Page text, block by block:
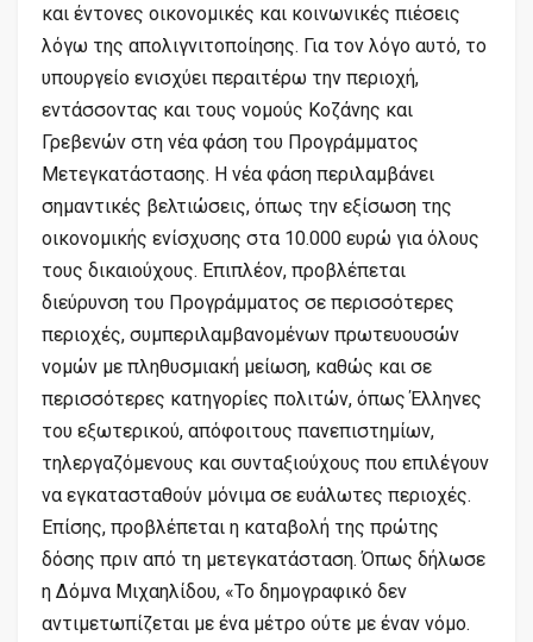
και έντονες οικονομικές και κοινωνικές πιέσεις
λόγω της απολιγνιτοποίησης. Για τον λόγο αυτό, το
υπουργείο ενισχύει περαιτέρω την περιοχή,
εντάσσοντας και τους νομούς Κοζάνης και
Γρεβενών στη νέα φάση του Προγράμματος
Μετεγκατάστασης. Η νέα φάση περιλαμβάνει
σημαντικές βελτιώσεις, όπως την εξίσωση της
οικονομικής ενίσχυσης στα 10.000 ευρώ για όλους
τους δικαιούχους. Επιπλέον, προβλέπεται
διεύρυνση του Προγράμματος σε περισσότερες
περιοχές, συμπεριλαμβανομένων πρωτευουσών
νομών με πληθυσμιακή μείωση, καθώς και σε
περισσότερες κατηγορίες πολιτών, όπως Έλληνες
του εξωτερικού, απόφοιτους πανεπιστημίων,
τηλεργαζόμενους και συνταξιούχους που επιλέγουν
να εγκατασταθούν μόνιμα σε ευάλωτες περιοχές.
Επίσης, προβλέπεται η καταβολή της πρώτης
δόσης πριν από τη μετεγκατάσταση. Όπως δήλωσε
η Δόμνα Μιχαηλίδου, «Το δημογραφικό δεν
αντιμετωπίζεται με ένα μέτρο ούτε με έναν νόμο.